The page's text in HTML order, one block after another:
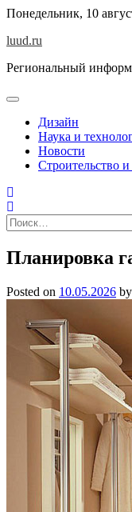
Skip
content
Понедельник, 10
luud.ru
Региональный
Дизайн
Наука и
Новости
Строительство
Найти:
Планировка
Posted on 10.05.2026 by